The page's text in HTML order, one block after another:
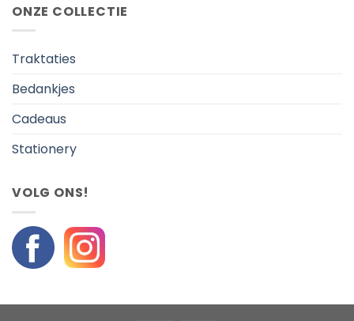
ONZE COLLECTIE
Traktaties
Bedankjes
Cadeaus
Stationery
VOLG ONS!